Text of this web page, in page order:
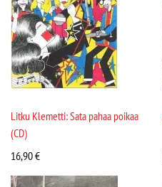
Litku Klemetti: Sata pahaa poikaa
(CD)
16,90€